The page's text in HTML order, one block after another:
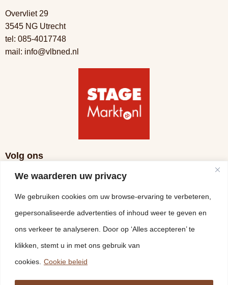
We waarderen uw privacy
We gebruiken cookies om uw browse-ervaring te verbeteren,
gepersonaliseerde advertenties of inhoud weer te geven en
ons verkeer te analyseren. Door op ‘Alles accepteren’ te
klikken, stemt u in met ons gebruik van
cookies. Cookie beleid
Overvliet 29
3545 NG Utrecht
tel: 085-4017748
mail: info@vlbned.nl
Volg ons